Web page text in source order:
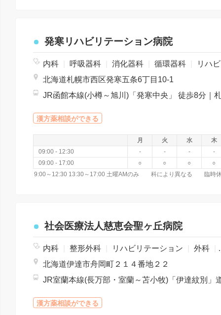
発寒リハビリテーション病院
内科 呼吸器科 消化器科 循環器科
リハビリテーション科
北海道札幌市西区発寒五条6丁目10-1
漢方薬相談ができる
月 火 水
木
09:00 - 12:30
- - -
-
09:00 - 17:00
○ ○ ○
○
9:00～12:30 13:30～17:00 土曜AMのみ 科により異なる 臨時
社会医療法人慈恵会聖ヶ丘病院
内科 整形外科 リハビリテーション 外科
北海道伊達市舟岡町２１４番地２２
漢方薬相談ができる